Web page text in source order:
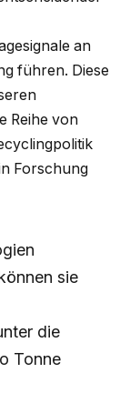
an
führen. Diese
Reihe von
Forschung
sie
die
Tonne